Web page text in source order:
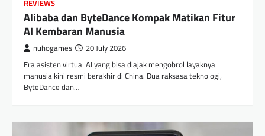
REVIEWS
Alibaba dan ByteDance Kompak Matikan Fitur
AI Kembaran Manusia
nuhogames 20 July 2026
Era asisten virtual AI yang bisa diajak mengobrol layaknya
manusia kini resmi berakhir di China. Dua raksasa teknologi,
ByteDance dan…